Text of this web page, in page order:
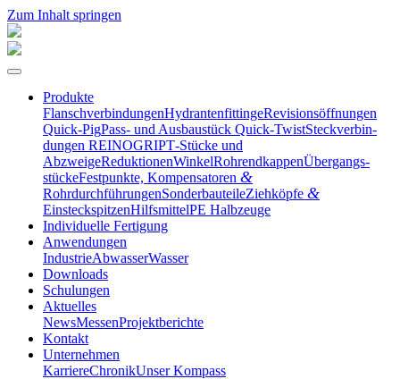
Zum Inhalt springen
Produkte
Flansch­ver­bin­dungenHydran­ten­fit­tingeRevisi­ons­öff­nungen
Quick-PigPass- und Ausbau­stück Quick-TwistSteck­ver­bin­
dungen REINOGRIPT‑Stücke und
AbzweigeReduktionenWinkelRohrend­kappenÜbergangs­
stückeFestpunkte, Kompen­sa­toren &
RohrdurchführungenSonder­bau­teileZiehköpfe &
EinsteckspitzenHilfs­mittelPE Halbzeuge
Indivi­duelle Fertigung
Anwen­dungen
IndustrieAbwasserWasser
Downloads
Schulungen
Aktuelles
NewsMessenProjekt­be­richte
Kontakt
Unter­nehmen
KarriereChronikUnser Kompass